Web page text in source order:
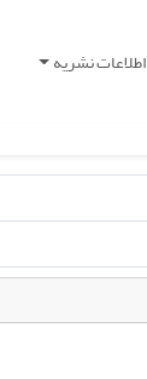
اطلاعات نشریه